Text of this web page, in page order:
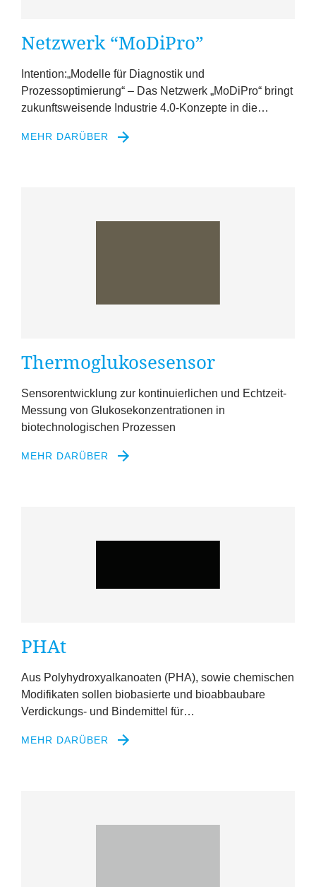
Netzwerk“MoDiPro”
Intention:„Modelle für Diagnostik und
Prozessoptimierung“ – Das Netzwerk „MoDiPro“ bringt
zukunftsweisende Industrie 4.0‑Konzepte in die…
MEHR DARÜBER
Thermoglukosesensor
Sensorentwicklung zur kontinuierlichen und Echtzeit-
Messung von Glukosekonzentrationen in
biotechnologischen Prozessen
MEHR DARÜBER
PHAt
Aus Polyhydroxyalkanoaten (PHA), sowie chemischen
Modifikaten sollen biobasierte und bioabbaubare
Verdickungs- und Bindemittel für…
MEHR DARÜBER